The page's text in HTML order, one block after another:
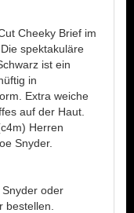
Cheeky Brief im
spektakuläre
ist ein
in
Extra weiche
auf der Haut.
Herren
Snyder.
oder
bestellen.